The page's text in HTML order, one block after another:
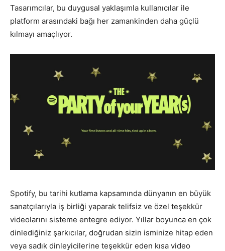
Tasarımcılar, bu duygusal yaklaşımla kullanıcılar ile
platform arasındaki bağı her zamankinden daha güçlü
kılmayı amaçlıyor.
Spotify, bu tarihi kutlama kapsamında dünyanın en büyük
sanatçılarıyla iş birliği yaparak telifsiz ve özel teşekkür
videolarını sisteme entegre ediyor. Yıllar boyunca en çok
dinlediğiniz şarkıcılar, doğrudan sizin isminize hitap eden
veya sadık dinleyicilerine teşekkür eden kısa video